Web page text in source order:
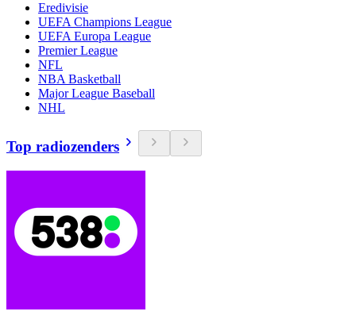
Eredivisie
UEFA Champions League
UEFA Europa League
Premier League
NFL
NBA Basketball
Major League Baseball
NHL
Top radiozenders